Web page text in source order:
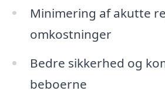
Minimering af akutte
omkostninger
Bedre sikkerhed og
beboerne